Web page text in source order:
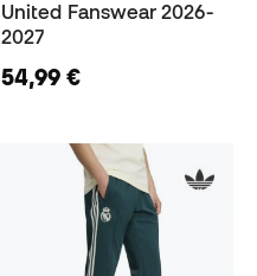
United Fanswear 2026-
2027
54,99 €